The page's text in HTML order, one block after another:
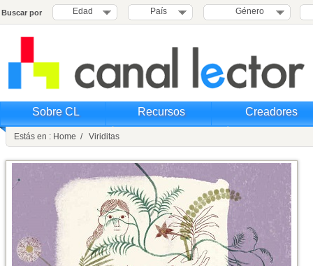
Buscar por Edad País Género
Sobre CL Recursos Creadores
Estás en : Home / Viriditas